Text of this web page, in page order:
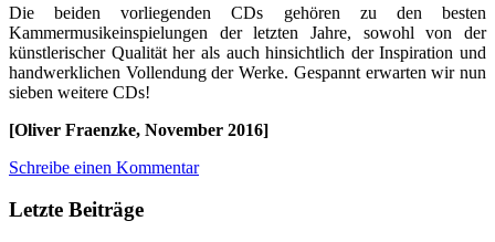
Die beiden vorliegenden CDs gehören zu den besten
Kammermusikeinspielungen der letzten Jahre, sowohl von der
künstlerischer Qualität her als auch hinsichtlich der Inspiration und
handwerklichen Vollendung der Werke. Gespannt erwarten wir nun
sieben weitere CDs!
[Oliver Fraenzke, November 2016]
Schreibe einen Kommentar
Letzte Beiträge